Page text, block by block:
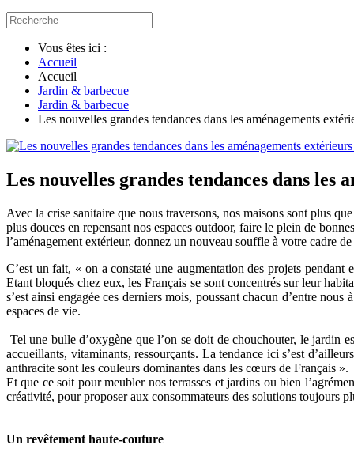
Vous êtes ici :
Accueil
Accueil
Jardin & barbecue
Jardin & barbecue
Les nouvelles grandes tendances dans les aménagements
Les nouvelles grandes tendances dans
Avec la crise sanitaire que nous traversons, nos maisons sont plus
plus douces en repensant nos espaces outdoor, faire le plein de
l’aménagement extérieur, donnez un nouveau souffle à votre cadre
C’est un fait, « on a constaté une augmentation des projets
Etant bloqués chez eux, les Français se sont concentrés sur leur
s’est ainsi engagée ces derniers mois, poussant chacun d’entre
espaces de vie.
Tel une bulle d’oxygène que l’on se doit de chouchouter, le jardin
accueillants, vitaminants, ressourçants. La tendance ici s’est
anthracite sont les couleurs dominantes dans les cœurs de Français ».
Et que ce soit pour meubler nos terrasses et jardins ou bien
créativité, pour proposer aux consommateurs des solutions toujours
Un revêtement haute-couture